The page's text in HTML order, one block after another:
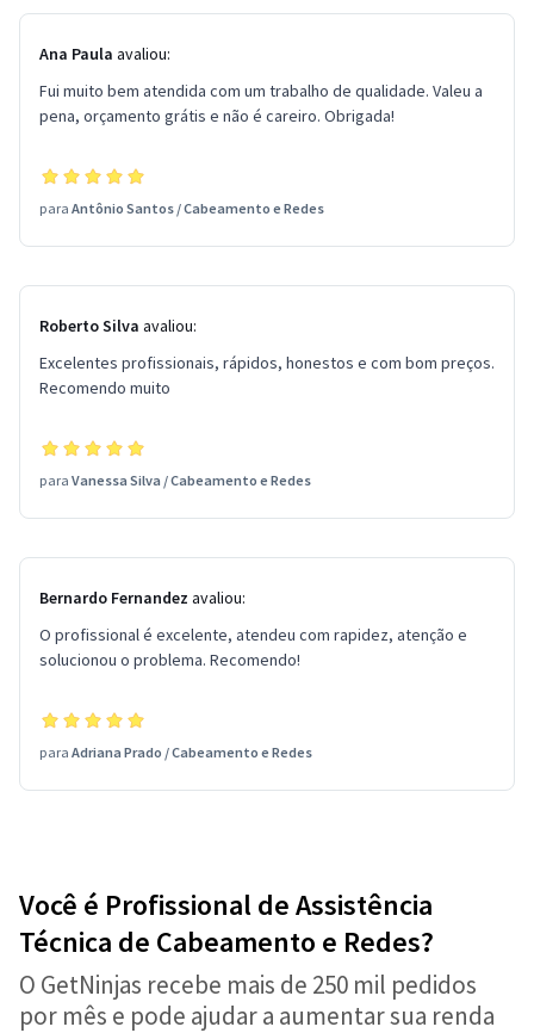
Ana Paula avaliou:
Fui muito bem atendida com um trabalho de qualidade. Valeu a
pena, orçamento grátis e não é careiro. Obrigada!
para Antônio Santos /Cabeamento e Redes
Roberto Silva avaliou:
Excelentes profissionais, rápidos, honestos e com bom preços.
Recomendo muito
para Vanessa Silva /Cabeamento e Redes
Bernardo Fernandez avaliou:
O profissional é excelente, atendeu com rapidez, atenção e
solucionou o problema. Recomendo!
para Adriana Prado /Cabeamento e Redes
Você é Profissional de Assistência
Técnica de Cabeamento e Redes?
O GetNinjas recebe mais de 250 mil pedidos
por mês e pode ajudar a aumentar sua renda